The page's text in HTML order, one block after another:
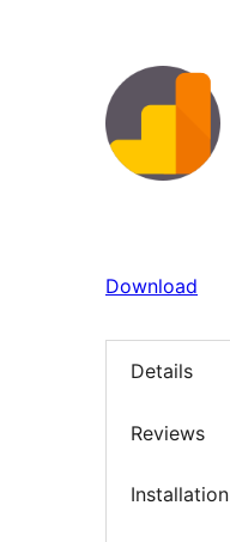
Download
Details
Reviews
Installation